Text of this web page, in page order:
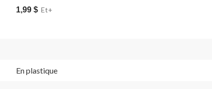
étoile(s)
sur
1,99 $ Et+
En plastique